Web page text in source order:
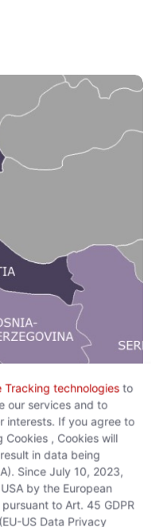
technologiesto
our services and to
interests. If you agree to
, Cookies will
in data being
Since July 10, 2023,
by the European
to Art. 45 GDPR
US Data Privacy